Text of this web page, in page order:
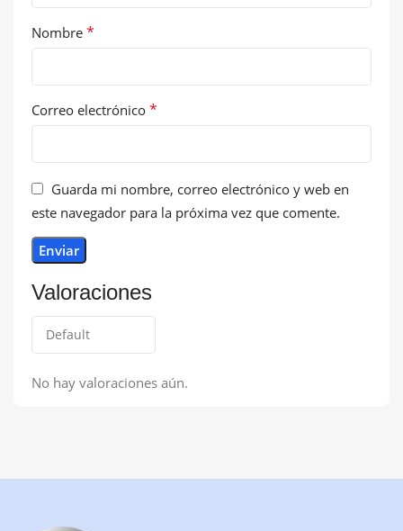
Valoraciones
No hay valoraciones aún.
Nombre *
Correo electrónico *
Guarda mi nombre, correo electrónico y web en
este navegador para la próxima vez que comente.